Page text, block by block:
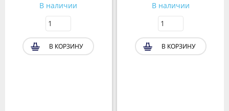
В наличии
В КОРЗИНУ
В наличии
В КОРЗИНУ